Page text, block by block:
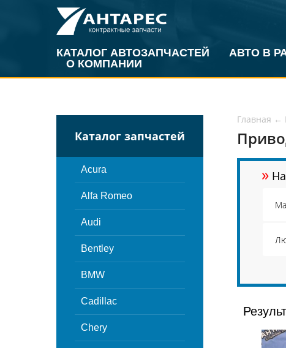
КАТАЛОГ АВТОЗАПЧАСТЕЙ АВТО В
О КОМПАНИИ
Каталог запчастей
Acura
Alfa Romeo
Audi
Bentley
BMW
Cadillac
Chery
Главная ←
»